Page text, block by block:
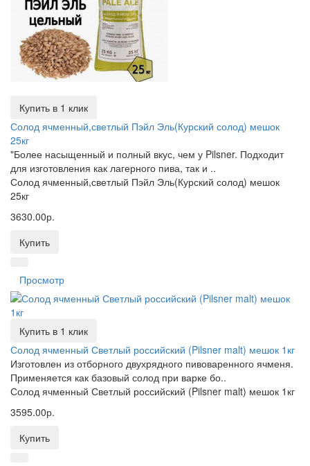
Купить в 1 клик
Солод ячменный,светлый Пэйл Эль(Курский солод) мешок
25кг
"Более насыщенный и полный вкус, чем у Pilsner. Подходит
для изготовления как лагерного пива, так и ..
Солод ячменный,светлый Пэйл Эль(Курский солод) мешок
25кг
3630.00р.
Купить
Просмотр
Купить в 1 клик
Солод ячменный Светлый российский (Pilsner malt) мешок 1кг
Изготовлен из отборного двухрядного пивоваренного ячменя.
Применяется как базовый солод при варке бо..
Солод ячменный Светлый российский (Pilsner malt) мешок 1кг
3595.00р.
Купить